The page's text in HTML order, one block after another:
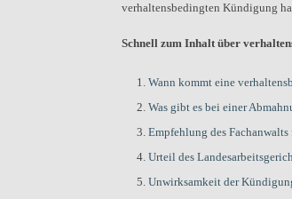
verhaltensbedingten Kündigung
Schnell zum Inhalt über
Wann kommt eine
Was gibt es bei einer
Empfehlung des
Urteil des
Unwirksamkeit der